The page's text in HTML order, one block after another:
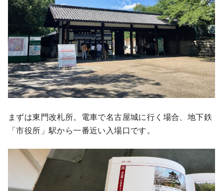
まずは東門改札所。電車で名古屋城に行く場合、地下鉄
「市役所」駅から一番近い入場口です。